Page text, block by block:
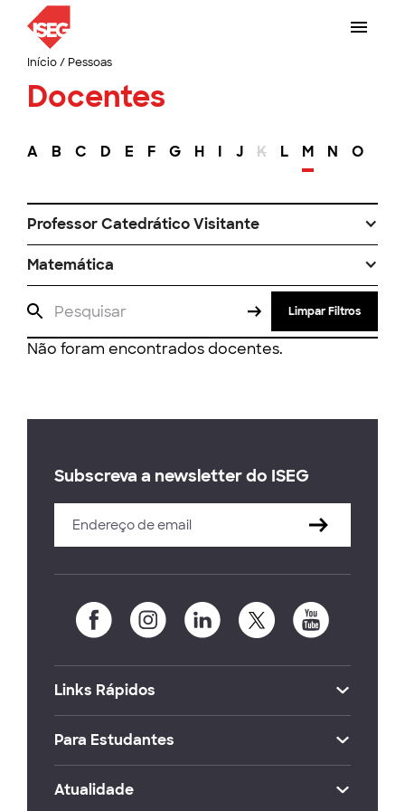
Início/ Pessoas
Docentes
A B C D E F G H I J K L M N O
Professor Catedrático Visitante
Matemática
Limpar Filtros
Não foram encontrados docentes.
Subscreva a newsletter do ISEG
Links Rápidos
Para Estudantes
Atualidade